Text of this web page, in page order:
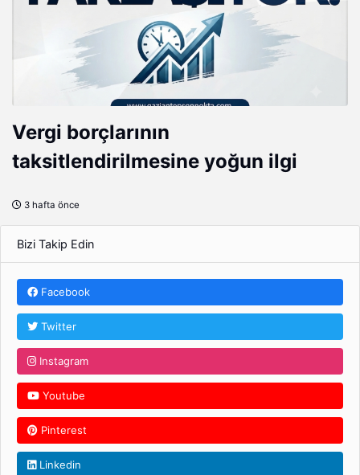
Vergi borçlarının
taksitlendirilmesine yoğun ilgi
3 hafta önce
Bizi Takip Edin
Facebook
Twitter
Instagram
Youtube
Pinterest
Linkedin